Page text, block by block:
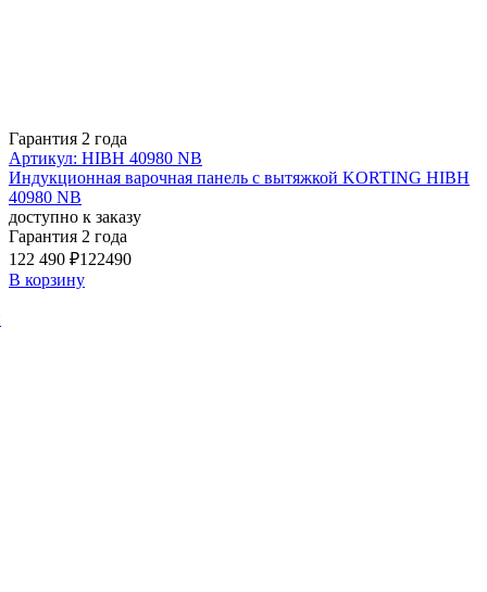
Гарантия 2 года
Артикул: HIBH 40980 NB
Индукционная варочная панель с вытяжкой KORTING HIBH
40980 NB
доступно к заказу
Гарантия 2 года
122 490 ₽122490
В корзину